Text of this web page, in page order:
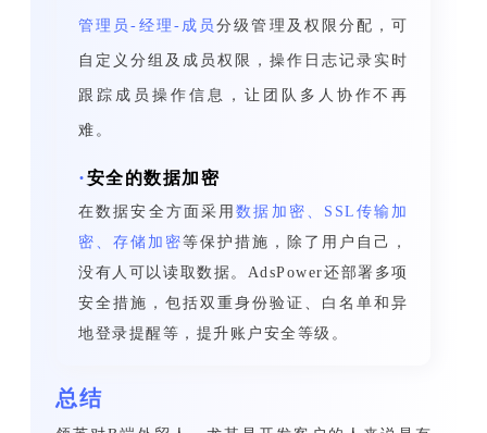
管理员-经理-成员分级管理及权限分配，可
自定义分组及成员权限，操作日志记录实时
跟踪成员操作信息，让团队多人协作不再
难。
·安全的数据加密
在数据安全方面采用数据加密、SSL传输加
密、存储加密等保护措施，除了用户自己，
没有人可以读取数据。AdsPower还部署多项
安全措施，包括双重身份验证、白名单和异
地登录提醒等，提升账户安全等级。
总结